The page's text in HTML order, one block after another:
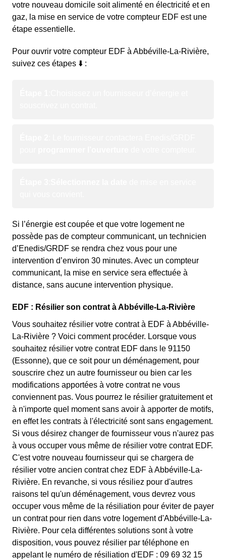
votre nouveau domicile soit alimenté en électricité et en
gaz, la mise en service de votre compteur EDF est une
étape essentielle.
Pour ouvrir votre compteur EDF à Abbéville-La-Rivière,
suivez ces étapes ⬇️ :
Si l’énergie est coupée et que votre logement ne
possède pas de compteur communicant, un technicien
d’Enedis/GRDF se rendra chez vous pour une
intervention d’environ 30 minutes. Avec un compteur
communicant, la mise en service sera effectuée à
distance, sans aucune intervention physique.
EDF : Résilier son contrat à Abbéville-La-Rivière
Vous souhaitez résilier votre contrat à EDF à Abbéville-
La-Rivière ? Voici comment procéder. Lorsque vous
souhaitez résilier votre contrat EDF dans le 91150
(Essonne), que ce soit pour un déménagement, pour
souscrire chez un autre fournisseur ou bien car les
modifications apportées à votre contrat ne vous
conviennent pas. Vous pourrez le résilier gratuitement et
à n'importe quel moment sans avoir à apporter de motifs,
en effet les contrats à l'électricité sont sans engagement.
Si vous désirez changer de fournisseur vous n'aurez pas
à vous occuper vous même de résilier votre contrat EDF.
C'est votre nouveau fournisseur qui se chargera de
résilier votre ancien contrat chez EDF à Abbéville-La-
Rivière. En revanche, si vous résiliez pour d'autres
raisons tel qu'un déménagement, vous devrez vous
occuper vous même de la résiliation pour éviter de payer
un contrat pour rien dans votre logement d'Abbéville-La-
Rivière. Pour cela différentes solutions sont à votre
disposition, vous pouvez résilier par téléphone en
appelant le numéro de résiliation d'EDF : 09 69 32 15